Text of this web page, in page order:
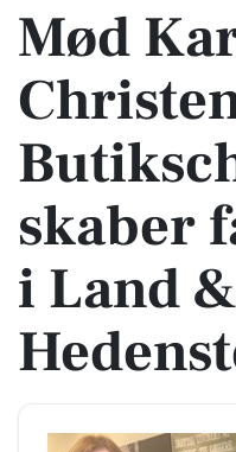
Mød
skaber
i Land